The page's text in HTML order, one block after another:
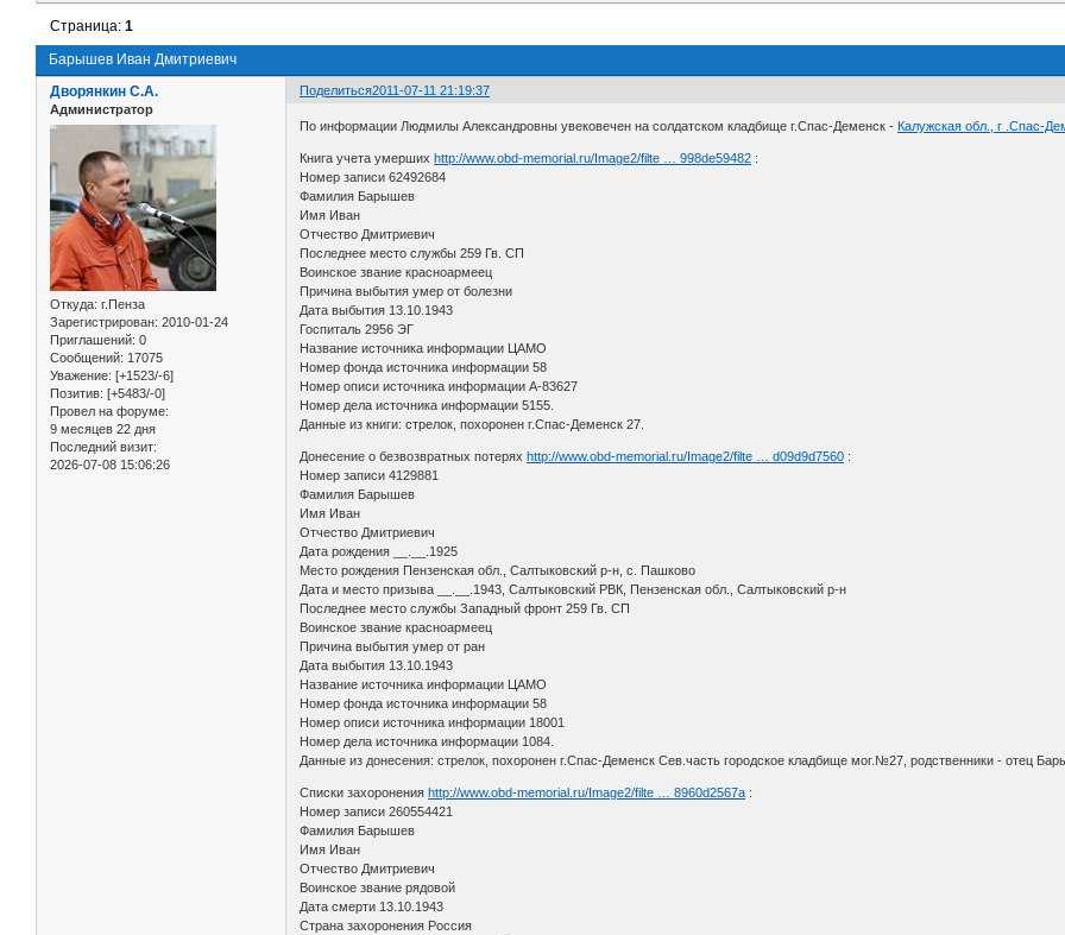
Барышев Иван Дмитриевич
Страница:1
Поделиться2011-07-11 21:19:37
Дворянкин С.А.
Администратор
Откуда: г.Пенза
Зарегистрирован: 2010-01-24
Приглашений: 0
Сообщений: 17075
Уважение: [+1523/-6]
Позитив: [+5483/-0]
Провел на форуме:
9 месяцев 22 дня
Последний визит:
2026-07-08 15:06:26
По информации Людмилы Александровны увековечен на солдатском кладбище г.Спас-Деменск - Калужская обл., г .Спас-
Книга учета умершихhttp://www.obd-memorial.ru/Image2/filte … 998de59482 :
Номер записи 62492684
Фамилия Барышев
Имя Иван
Отчество Дмитриевич
Последнее место службы 259 Гв. СП
Воинское звание красноармеец
Причина выбытия умер от болезни
Дата выбытия 13.10.1943
Госпиталь 2956 ЭГ
Название источника информации ЦАМО
Номер фонда источника информации 58
Номер описи источника информации А-83627
Номер дела источника информации 5155.
Данные из книги: стрелок, похоронен г.Спас-Деменск 27.
Донесение о безвозвратных потеряхhttp://www.obd-memorial.ru/Image2/filte … d09d9d7560 :
Номер записи 4129881
Фамилия Барышев
Имя Иван
Отчество Дмитриевич
Дата рождения __.__.1925
Место рождения Пензенская обл., Салтыковский р-н, с. Пашково
Дата и место призыва __.__.1943, Салтыковский РВК, Пензенская обл., Салтыковский р-н
Последнее место службы Западный фронт 259 Гв. СП
Воинское звание красноармеец
Причина выбытия умер от ран
Дата выбытия 13.10.1943
Название источника информации ЦАМО
Номер фонда источника информации 58
Номер описи источника информации 18001
Номер дела источника информации 1084.
Данные из донесения: стрелок, похоронен г.Спас-Деменск Сев.часть городское кладбище мог.№27, родственники - отец
Списки захороненияhttp://www.obd-memorial.ru/Image2/filte … 8960d2567a :
Номер записи 260554421
Фамилия Барышев
Имя Иван
Отчество Дмитриевич
Воинское звание рядовой
Дата смерти 13.10.1943
Страна захоронения Россия